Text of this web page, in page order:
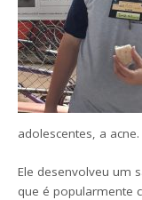
adolescentes, a acne.
Ele desenvolveu um
que é popularmente